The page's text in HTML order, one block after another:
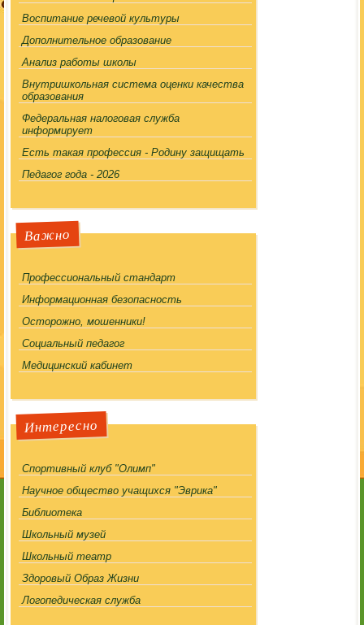
Воспитание речевой культуры
Дополнительное образование
Анализ работы школы
Внутришкольная система оценки качества
образования
Федеральная налоговая служба
информирует
Есть такая профессия - Родину защищать
Педагог года - 2026
Важно
Профессиональный стандарт
Информационная безопасность
Осторожно, мошенники!
Социальный педагог
Медицинский кабинет
Интересно
Спортивный клуб "Олимп"
Научное общество учащихся "Эврика"
Библиотека
Школьный музей
Школьный театр
Здоровый Образ Жизни
Логопедическая служба